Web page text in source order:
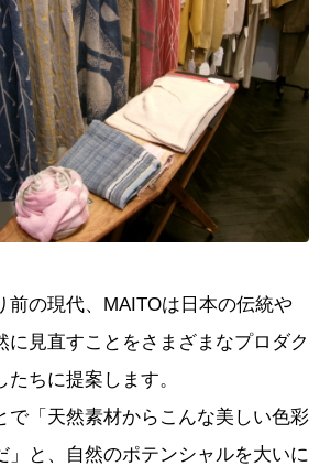
の現代、 MAITOは日本の伝統や
に見直すことをさまざまなプロダク
たちに提案します。
で「天然素材からこんな美しい色彩
」と、自然のポテンシャルを大いに